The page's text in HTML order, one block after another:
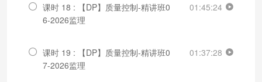
课时 18 : 【DP】质量控制-精讲班0
6-2026监理
01:45:24
课时 19 : 【DP】质量控制-精讲班0
7-2026监理
01:37:28